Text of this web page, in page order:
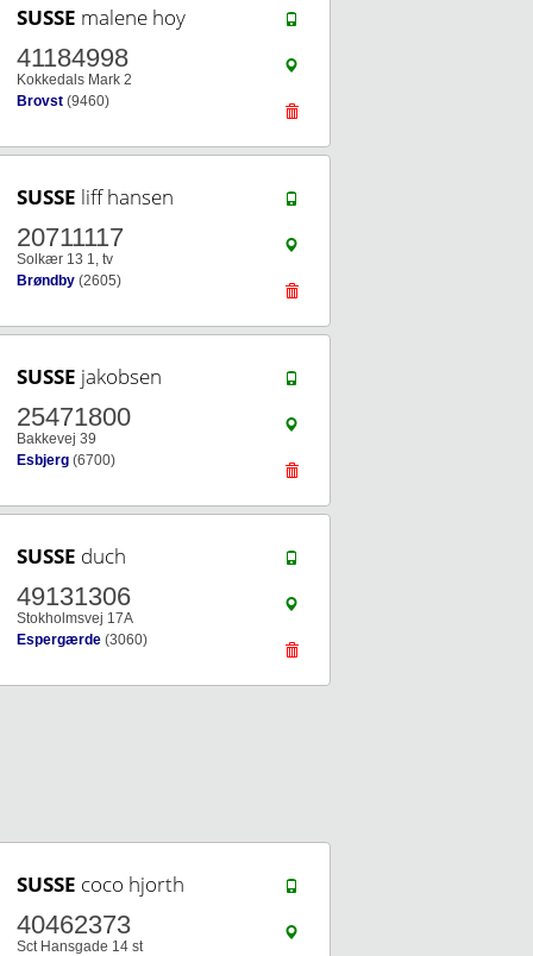
SUSSE malene hoy
41184998
Kokkedals Mark 2
Brovst (9460)
SUSSE liff hansen
20711117
Solkær 13 1, tv
Brøndby (2605)
SUSSE jakobsen
25471800
Bakkevej 39
Esbjerg (6700)
SUSSE duch
49131306
Stokholmsvej 17A
Espergærde (3060)
SUSSE coco hjorth
40462373
Sct Hansgade 14 st